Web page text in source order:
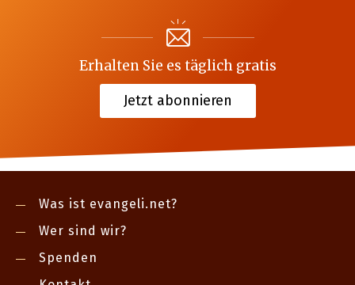
Erhalten Sie es täglich gratis
Jetzt abonnieren
Was ist evangeli.net?
Wer sind wir?
Spenden